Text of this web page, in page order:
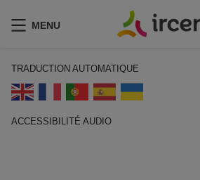
MENU
TRADUCTION AUTOMATIQUE
ACCESSIBILITÉ AUDIO